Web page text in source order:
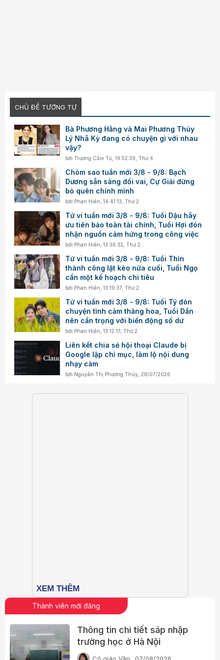
CHỦ ĐỀ TƯƠNG TỰ
Bà Phương Hằng và Mai Phương Thúy
Lý Nhã Kỳ đang có chuyện gì với nhau
vậy?
bởiTrương Cẩm Tú ,19:52:39, Thứ 4
Chòm sao tuần mới 3/8 - 9/8: Bạch
Dương sẵn sàng đổi vai, Cự Giải đừng
bỏ quên chính mình
bởi Phan Hiền ,14:41:13, Thứ 2
Tử vi tuần mới 3/8 - 9/8: Tuổi Dậu hãy
ưu tiên bảo toàn tài chính, Tuổi Hợi đón
nhận nguồn cảm hứng trong công việc
bởi Phan Hiền ,13:36:32, Thứ 2
Tử vi tuần mới 3/8 - 9/8: Tuổi Thìn
thành công lật kèo nửa cuối, Tuổi Ngọ
cần một kế hoạch chi tiêu
bởi Phan Hiền ,13:19:37, Thứ 2
Tử vi tuần mới 3/8 - 9/8: Tuổi Tý đón
chuyện tình cảm thăng hoa, Tuổi Dần
nên cẩn trọng với biến động số dư
bởi Phan Hiền ,13:12:17, Thứ 2
Liên kết chia sẻ hội thoại Claude bị
Google lập chỉ mục, làm lộ nội dung
nhạy cảm
bởi Nguyễn Thị Phương Thúy ,28/07/2026
Thành viên mới đăng
Thông tin chi tiết sáp nhập
trường học ở Hà Nội
Cô giáo Vân 07/08/2026